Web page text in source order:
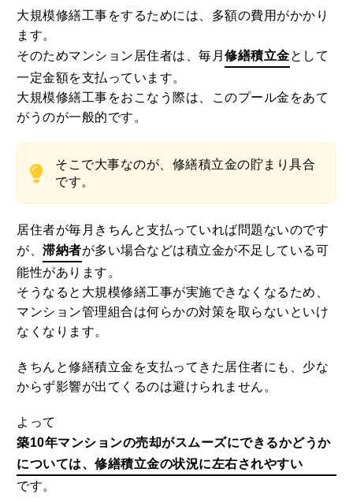
大規模修繕工事をするためには、多額の費用がかかり
ます。
そのためマンション居住者は、毎月修繕積立金として
一定金額を支払っています。
大規模修繕工事をおこなう際は、このプール金をあて
がうのが一般的です。
そこで大事なのが、修繕積立金の貯まり具合
です。
居住者が毎月きちんと支払っていれば問題ないのです
が、滞納者が多い場合などは積立金が不足している可
能性があります。
そうなると大規模修繕工事が実施できなくなるため、
マンション管理組合は何らかの対策を取らないといけ
なくなります。
きちんと修繕積立金を支払ってきた居住者にも、少な
からず影響が出てくるのは避けられません。
よって
築10年マンションの売却がスムーズにできるかどうか
については、修繕積立金の状況に左右されやすい
です。